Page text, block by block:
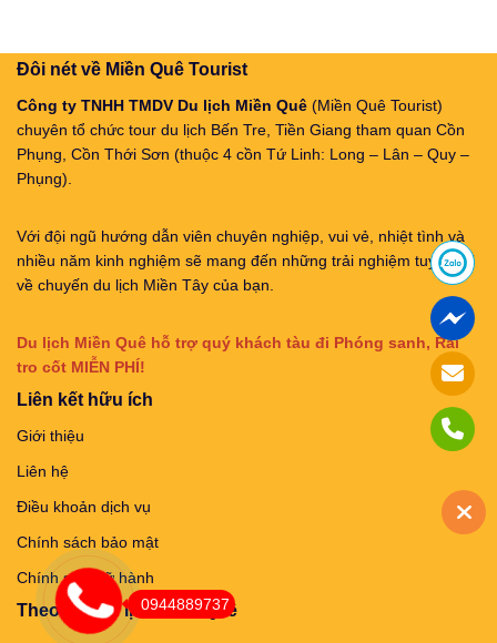
Đôi nét về Miền Quê Tourist
Công ty TNHH TMDV Du lịch Miền Quê (Miền Quê Tourist)
chuyên tổ chức tour du lịch Bến Tre, Tiền Giang tham quan Cồn
Phụng, Cồn Thới Sơn (thuộc 4 cồn Tứ Linh: Long – Lân – Quy –
Phụng).
Với đội ngũ hướng dẫn viên chuyên nghiệp, vui vẻ, nhiệt tình và
nhiều năm kinh nghiệm sẽ mang đến những trải nghiệm tuyệt vời
về chuyến du lịch Miền Tây của bạn.
Du lịch Miền Quê hỗ trợ quý khách tàu đi Phóng sanh, Rải
tro cốt MIỄN PHÍ!
Liên kết hữu ích
Giới thiệu
Liên hệ
Điều khoản dịch vụ
Chính sách bảo mật
Chính sách lữ hành
Theo dõi Du lịch Miền Quê
0944889737